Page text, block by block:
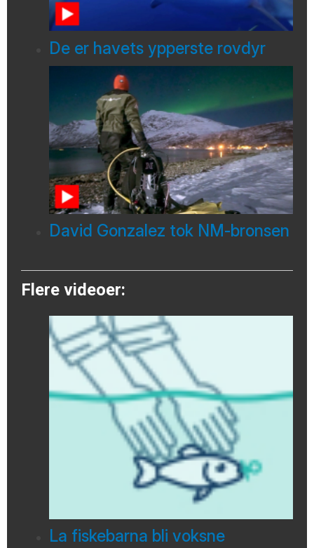
De er havets ypperste rovdyr
David Gonzalez tok NM-bronsen
Flere videoer:
La fiskebarna bli voksne